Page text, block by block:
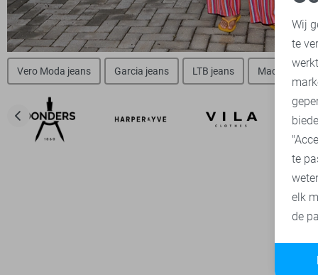
Vero Moda jeans Garcia jeans LTB jeans Mac jeans
Wij
te
te
elk
de